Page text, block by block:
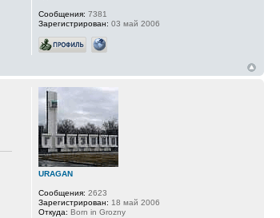
Сообщения: 7381
Зарегистрирован: 03 май 2006
URAGAN
Сообщения: 2623
Зарегистрирован: 18 май 2006
Откуда: Born in Grozny